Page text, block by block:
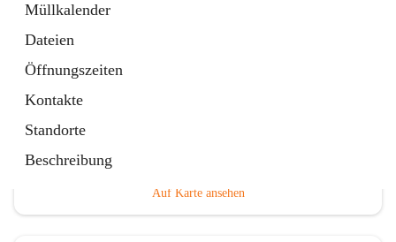
Müllkalender
Dateien
Öffnungszeiten
Kontakte
Standorte
Beschreibung
Auf Karte ansehen